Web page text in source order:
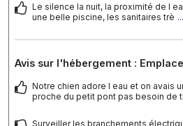
Le silence la nuit, la proximité de l
une belle piscine, les sanitaires trè
Avis sur l'hébergement :
Notre chien adore l eau et on avais
proche du petit pont pas besoin de
Surveiller les branchements